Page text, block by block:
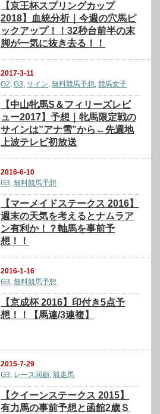
【京王杯スプリングカップ
2018】血統分析｜今週の穴馬ピ
ックアップ！！32秒台前半の末
脚が一気に抜き去る！！
2017-3-11
G2,G3,サイン,無料競馬予想,競馬女子
【中山牝馬S＆フィリーズレビ
ュー2017】予想｜牝馬限定戦の
サインは”アナ雪”から←先週地
上波テレビ初放送
2016-6-10
G3,無料競馬予想
【マーメイドステークス 2016】
週末の天気を考えるとナムラア
ン有利か！？軸馬を事前予
想！！
2016-1-16
G3,無料競馬予想
【京成杯 2016】印付き5点予
想！！【馬連/3連複】
2015-7-29
G3, レース回顧,競走馬
【クイーンステークス 2015】
有力馬の事前予想と函館2歳Ｓ